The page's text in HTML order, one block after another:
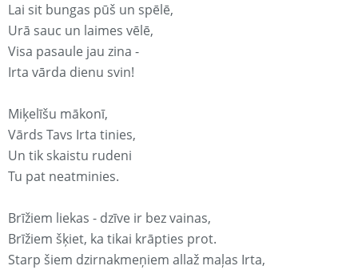
Lai sit bungas pūš un spēlē,
Urā sauc un laimes vēlē,
Visa pasaule jau zina -
Irta vārda dienu svin!
Miķelīšu mākonī,
Vārds Tavs Irta tinies,
Un tik skaistu rudeni
Tu pat neatminies.
Brīžiem liekas - dzīve ir bez vainas,
Brīžiem šķiet, ka tikai krāpties prot.
Starp šiem dzirnakmeņiem allaž maļas Irta,